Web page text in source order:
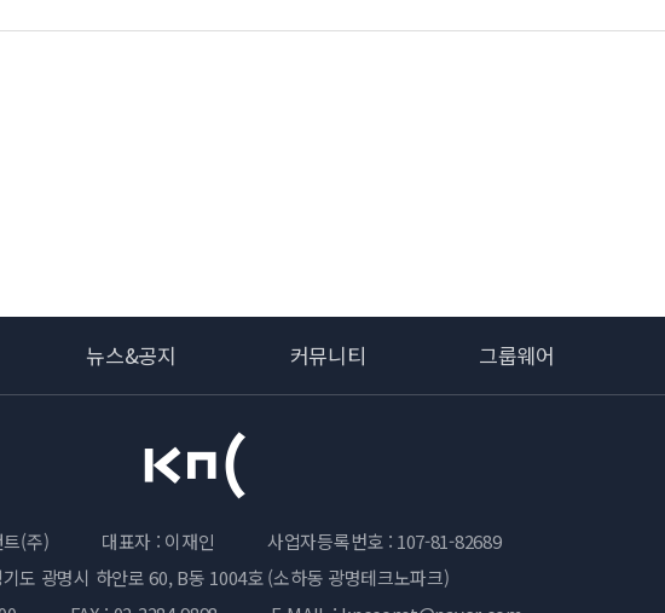
뉴스&공지 커뮤니티 그룹웨어
(주) 대표자 : 이재인
사업자등록번호 : 107-81-82689
도 광명시 하안로 60, B동 1004호 (소하동 광명테크노파크)